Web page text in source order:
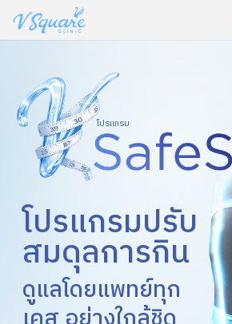
NEW
โปรแกรม
โปรแกรมปรับ
สมดุลการกิน
ดูแลโดยแพทย์ทุก